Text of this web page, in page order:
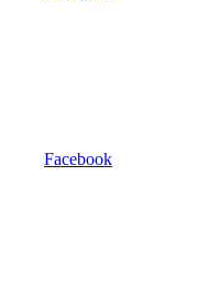
Facebook